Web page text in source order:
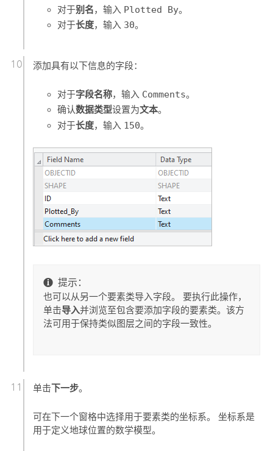
对于别名，输入 Plotted By。
对于长度，输入 30。
添加具有以下信息的字段：
对于字段名称，输入 Comments。
确认数据类型设置为文本。
对于长度，输入 150。
提示：
也可以从另一个要素类导入字段。 要执行此操作，
单击导入并浏览至包含要添加字段的要素类。该方
法可用于保持类似图层之间的字段一致性。
单击下一步。
可在下一个窗格中选择用于要素类的坐标系。 坐标系是
用于定义地球位置的数学模型。